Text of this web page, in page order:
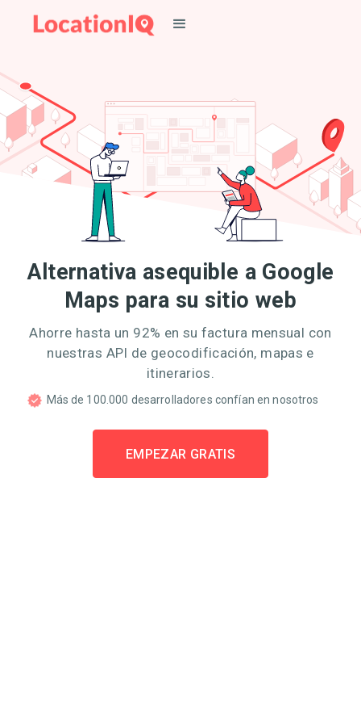
Alternativa asequible a Google
Maps para su sitio web
Ahorre hasta un 92% en su factura mensual con
nuestras API de geocodificación, mapas e
itinerarios.
Más de 100.000 desarrolladores confían en nosotros
EMPEZAR GRATIS